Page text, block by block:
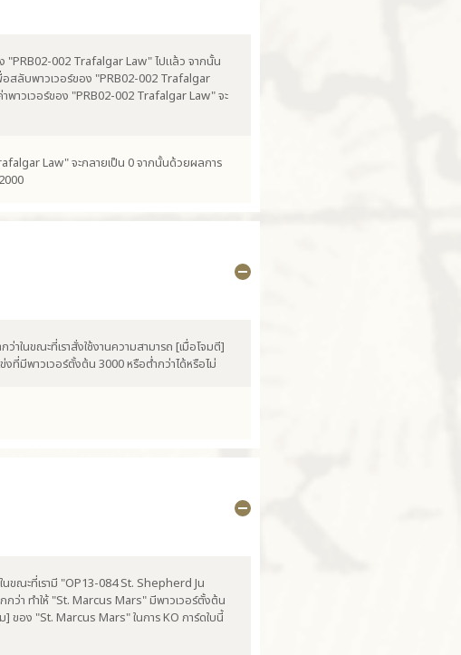
ง "PRB02-002 Trafalgar Law" ไปแล้ว จากนั้น
อสลับพาวเวอร์ของ "PRB02-002 Trafalgar
าวเวอร์ของ "PRB02-002 Trafalgar Law" จะ
Law" จะกลายเป็น 0 จากนั้นด้วยผลการ
าในขณะที่เราสั่งใช้งานความสามารถ [เมื่อโจมตี]
งที่มีพาวเวอร์ตั้งต้น 3000 หรือต่ำกว่าได้หรือไม่
ขณะที่เรามี "OP13-084 St. Shepherd Ju
ว่า ทำให้ "St. Marcus Mars" มีพาวเวอร์ตั้งต้น
] ของ "St. Marcus Mars" ในการ KO การ์ดใบนี้